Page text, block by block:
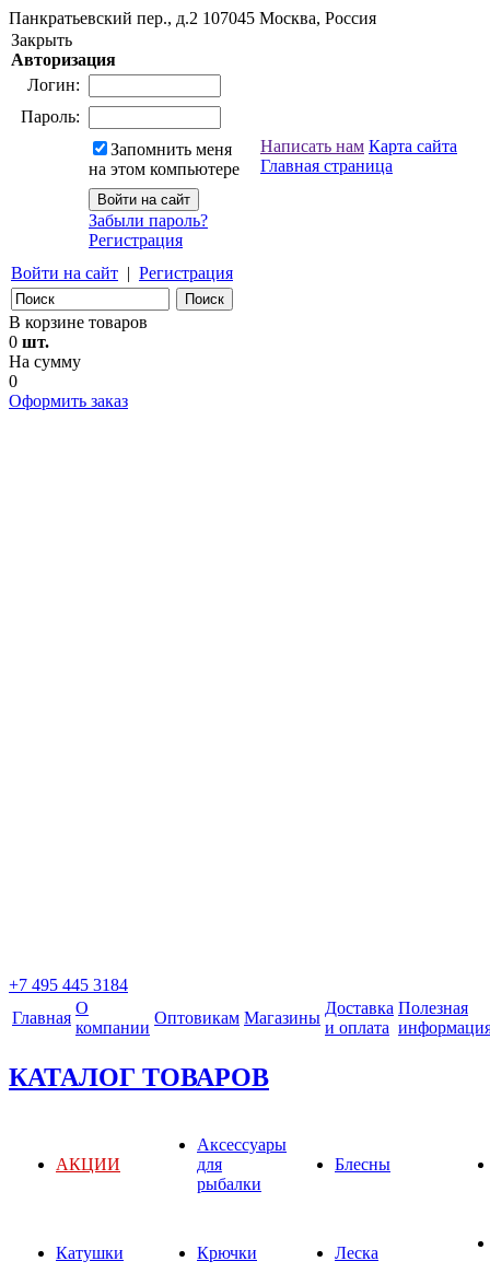
Панкратьевский пер., д.2 107045 Москва, Россия
Закрыть
Авторизация
Логин:
Пароль:
Запомнить меня
на этом компьютере
Забыли пароль?
Регистрация
Войти на сайт | Регистрация
Написать нам Карта сайта
Главная страница
В корзине товаров
0 шт.
На сумму
0
Оформить заказ
+7 495 445 3184
Главная
О
компании
Оптовикам Магазины
Доставка
и оплата
Полезная
КАТАЛОГ ТОВАРОВ
АКЦИИ
Аксессуары
для
рыбалки
Блесны
Катушки Крючки Леска